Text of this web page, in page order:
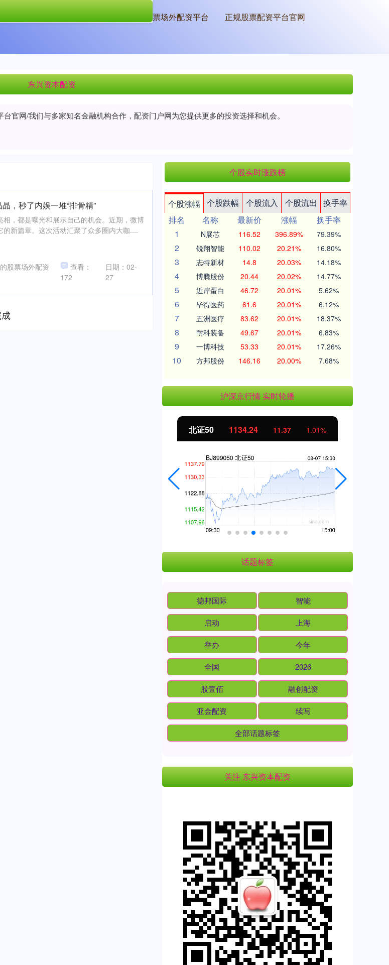
资本配资 深圳股票配资 正规的股票场外配资平台 正规股票配资平台官网
东兴资本配资
官网/我们与多家知名金融机构合作，配资门户网为您提供更多的投资选择和机会。
，秒了内娱一堆“排骨精”
，都是曝光和展示自己的机会。近期，微博
新篇章。这次活动汇聚了众多圈内大咖....
股票场外配资
查看：
172
日期：02-
27
个股实时涨跌榜
个股涨幅 个股跌幅 个股流入 个股流出
换手率
排名
名称 最新价 涨幅
换手率
1
N展芯 116.52 396.89% 79.39%
2 锐翔智能 110.02 20.21% 16.80%
3 志特新材 14.8 20.03% 14.18%
4 博腾股份 20.44 20.02% 14.77%
5 近岸蛋白 46.72 20.01% 5.62%
6 毕得医药 61.6 20.01% 6.12%
7 五洲医疗 83.62 20.01% 18.37%
8 耐科装备 49.67 20.01% 6.83%
9 一博科技 53.33 20.01% 17.26%
10 方邦股份 146.16 20.00% 7.68%
沪深京行情 实时轮播
北证50 1134.24 11.37 1.01%
话题标签
德邦国际 智能
启动 上海
举办 今年
全国 2026
股壹佰 融创配资
亚金配资 续写
全部话题标签
关注 东兴资本配资